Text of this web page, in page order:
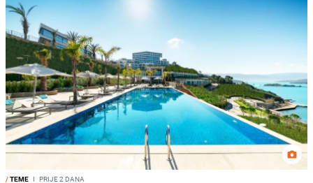
/TEME I PRIJE 2 DANA